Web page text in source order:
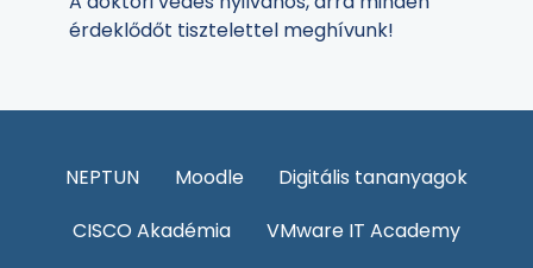
érdeklődőt tisztelettel meghívunk!
NEPTUN Moodle
Digitális tananyagok
CISCO Akadémia
VMware IT Academy